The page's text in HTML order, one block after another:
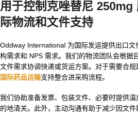
用于控制克唑替尼 250mg
际物流和文件支持
Oddway International 为国际发运提供出口
构需求和 NPS 需求。我们的物流团队会根据
文件需求协调快递或货运方案。对于需要合
国际药品运输支持整合进采购流程。
我们协助准备发票、包装文件、必要时提供
的地清关。此外，主动沟通有助于减少因文